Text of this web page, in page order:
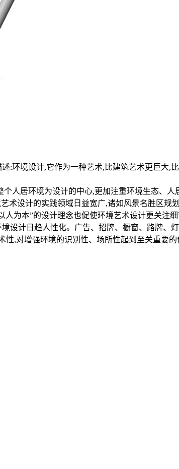
环境设计,它作为一种艺术,比建筑艺术更巨大,
人居环境为设计的中心,更加注重环境生态、
术设计的实践领域日益宽广,诸如风景名胜区
为本”的设计理念也促使环境艺术设计更关注
设计日趋人性化。广告、招牌、橱窗、路牌、
,对增强环境的识别性、场所性起到至关重要的